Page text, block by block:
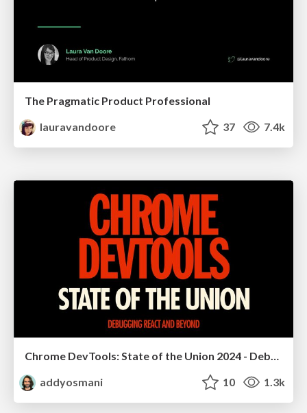
The Pragmatic Product Professional
lauravandoore
37 7.4k
Chrome DevTools: State of the Union 2024 - Debugging React & Beyond
addyosmani
10 1.3k